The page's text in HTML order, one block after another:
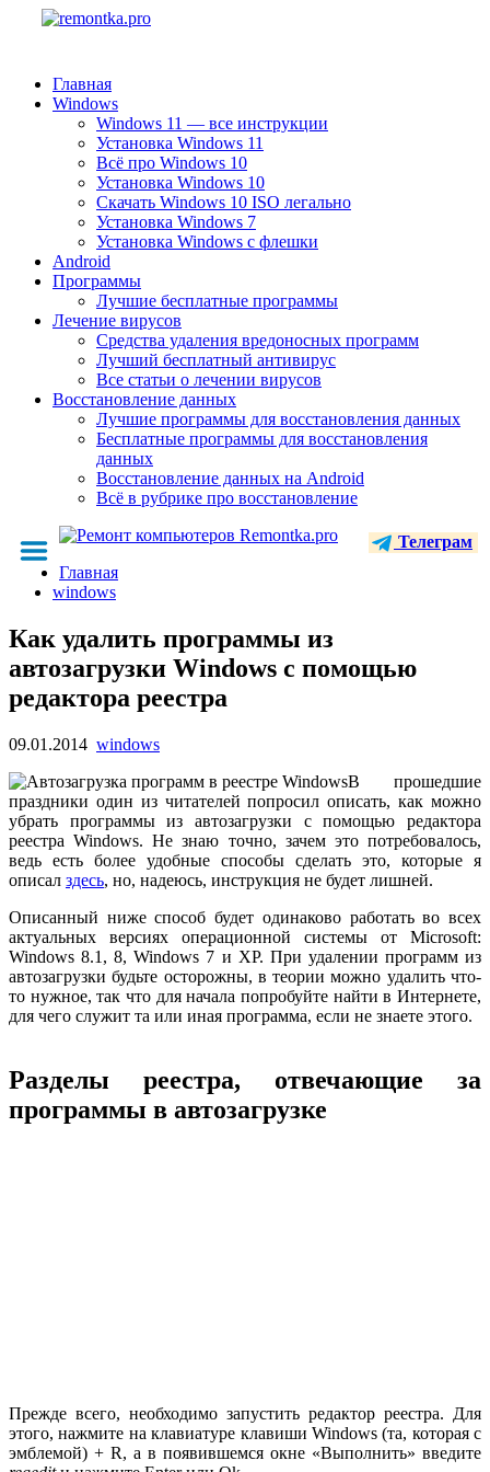
Главная
Windows
Windows 11 — все инструкции
Установка Windows 11
Всё про Windows 10
Установка Windows 10
Скачать Windows 10 ISO легально
Установка Windows 7
Установка Windows с флешки
Android
Программы
Лучшие бесплатные программы
Лечение вирусов
Средства удаления вредоносных программ
Лучший бесплатный антивирус
Все статьи о лечении вирусов
Восстановление данных
Лучшие программы для восстановления данных
Бесплатные программы для восстановления
данных
Восстановление данных на Android
Всё в рубрике про восстановление
Телеграм
Главная
windows
Как удалить программы из
автозагрузки Windows с помощью
редактора реестра
09.01.2014 windows
В прошедшие
праздники один из читателей попросил описать, как можно
убрать программы из автозагрузки с помощью редактора
реестра Windows. Не знаю точно, зачем это потребовалось,
ведь есть более удобные способы сделать это, которые я
описал здесь, но, надеюсь, инструкция не будет лишней.
Описанный ниже способ будет одинаково работать во всех
актуальных версиях операционной системы от Microsoft:
Windows 8.1, 8, Windows 7 и XP. При удалении программ из
автозагрузки будьте осторожны, в теории можно удалить что-
то нужное, так что для начала попробуйте найти в Интернете,
для чего служит та или иная программа, если не знаете этого.
Разделы реестра, отвечающие за
программы в автозагрузке
Прежде всего, необходимо запустить редактор реестра. Для
этого, нажмите на клавиатуре клавиши Windows (та, которая с
эмблемой) + R, а в появившемся окне «Выполнить» введите